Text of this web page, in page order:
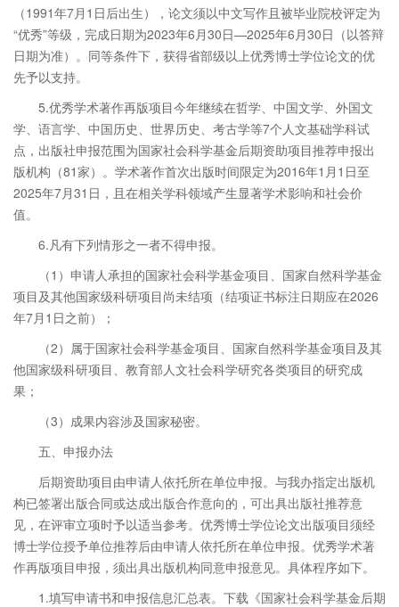
（1991年7月1日后出生），论文须以中文写作且被毕业院校评定为
“优秀”等级，完成日期为2023年6月30日—2025年6月30日（以答辩
日期为准）。同等条件下，获得省部级以上优秀博士学位论文的优
先予以支持。
5.优秀学术著作再版项目今年继续在哲学、中国文学、外国文
学、语言学、中国历史、世界历史、考古学等7个人文基础学科试
点，出版社申报范围为国家社会科学基金后期资助项目推荐申报出
版机构（81家）。学术著作首次出版时间限定为2016年1月1日至
2025年7月31日，且在相关学科领域产生显著学术影响和社会价
值。
6.凡有下列情形之一者不得申报。
（1）申请人承担的国家社会科学基金项目、国家自然科学基金
项目及其他国家级科研项目尚未结项（结项证书标注日期应在2026
年7月1日之前）；
（2）属于国家社会科学基金项目、国家自然科学基金项目及其
他国家级科研项目、教育部人文社会科学研究各类项目的研究成
果；
（3）成果内容涉及国家秘密。
五、申报办法
后期资助项目由申请人依托所在单位申报。与我办指定出版机
构已签署出版合同或达成出版合作意向的，可出具出版社推荐意
见，在评审立项时予以适当参考。优秀博士学位论文出版项目须经
博士学位授予单位推荐后由申请人依托所在单位申报。优秀学术著
作再版项目申报，须出具出版机构同意申报意见。具体程序如下。
1.填写申请书和申报信息汇总表。下载《国家社会科学基金后期